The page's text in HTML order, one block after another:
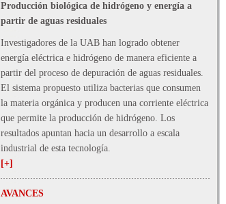
Producción biológica de hidrógeno y energía a
partir de aguas residuales
Investigadores de la UAB han logrado obtener
energía eléctrica e hidrógeno de manera eficiente a
partir del proceso de depuración de aguas residuales.
El sistema propuesto utiliza bacterias que consumen
la materia orgánica y producen una corriente eléctrica
que permite la producción de hidrógeno. Los
resultados apuntan hacia un desarrollo a escala
industrial de esta tecnología.
[+]
AVANCES